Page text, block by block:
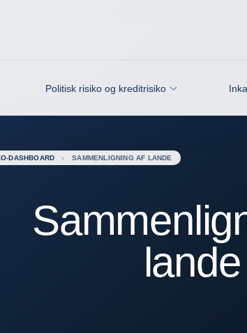
Politisk risiko og kreditrisiko
DASHBOARD SAMMENLIGNING AF LANDE
lande